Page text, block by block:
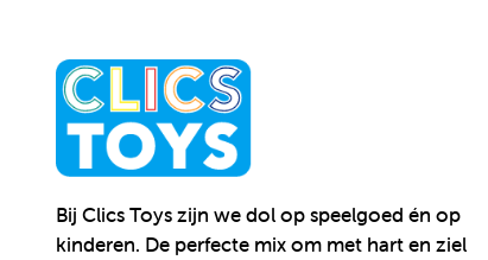
Bij Clics Toys zijn we dol op speelgoed én op
kinderen. De perfecte mix om met hart en ziel